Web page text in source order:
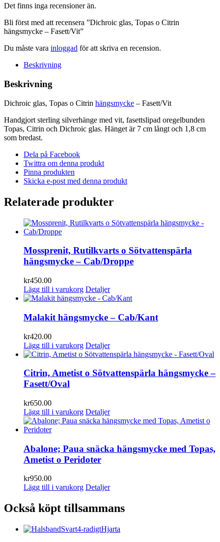
-
mängd
Det finns inga recensioner än.
Bli först med att recensera ”Dichroic glas, Topas o Citrin
hängsmycke – Fasett/Vit”
Du måste vara inloggad för att skriva en recension.
Beskrivning
Beskrivning
Dichroic glas, Topas o Citrin hängsmycke – Fasett/Vit
Handgjort sterling silverhänge med vit, fasettslipad oregelbunden
Topas, Citrin och Dichroic glas. Hänget är 7 cm långt och 1,8 cm
som bredast.
Dela på Facebook
Twittra om denna produkt
Pinna produkten
Skicka e-post med denna produkt
Relaterade produkter
Mossprenit, Rutilkvarts o Sötvattenspärla
hängsmycke – Cab/Droppe
kr450.00
Lägg till i varukorg Detaljer
Malakit hängsmycke – Cab/Kant
kr420.00
Lägg till i varukorg Detaljer
Citrin, Ametist o Sötvattenspärla hängsmycke –
Fasett/Oval
kr650.00
Lägg till i varukorg Detaljer
Abalone; Paua snäcka hängsmycke med Topas,
Ametist o Peridoter
kr950.00
Lägg till i varukorg Detaljer
Också köpt tillsammans